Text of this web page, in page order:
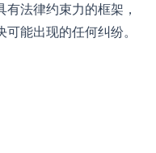
法律约束力的框架，
能出现的任何纠纷。